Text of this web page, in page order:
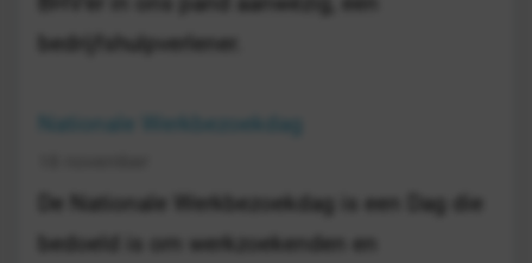
bedrijfshulpverlener.
Nationale Werkbezoekdag
De Nationale Werkbezoekdag is een Dag die
bedoeld is om werkzoekenden en